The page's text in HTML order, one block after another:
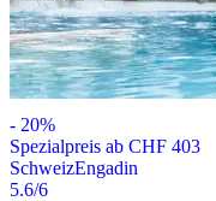
- 20%
Spezialpreis ab CHF 403
SchweizEngadin
5.6/6